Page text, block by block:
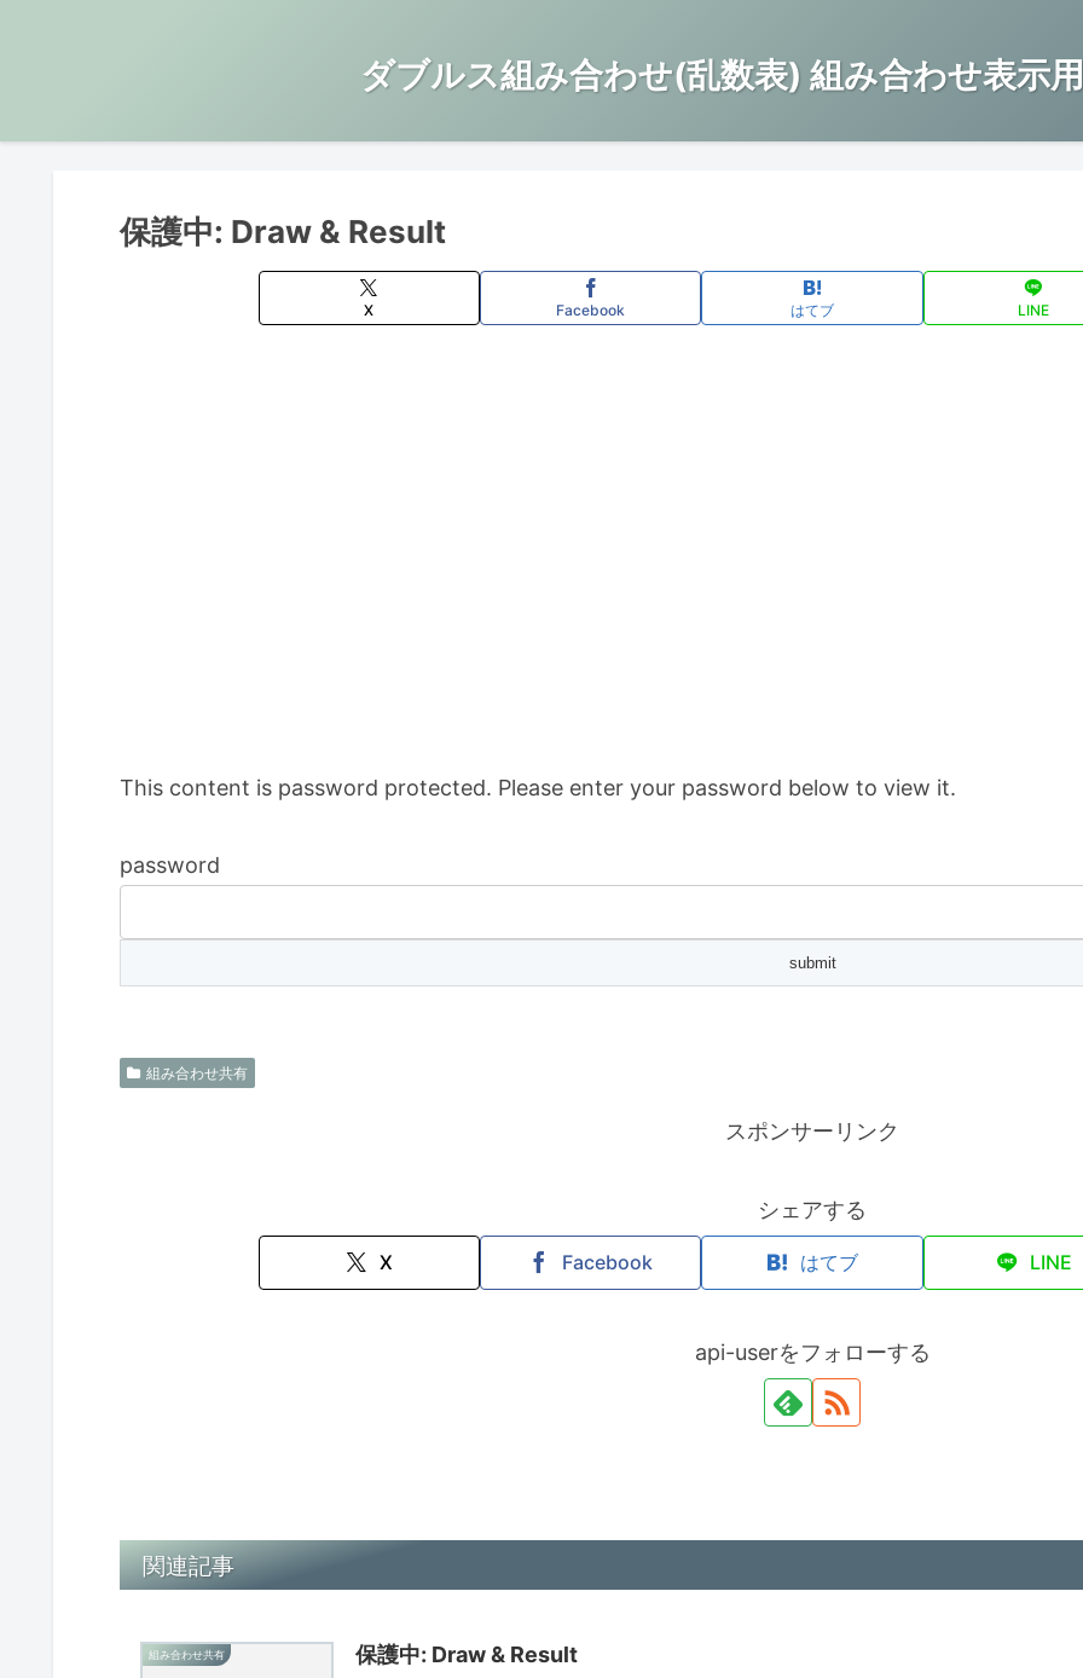
ダブルス組み合わせ(乱数表) 組み合わせ表示
保護中: Draw & Result
X Facebook はてブ LINE
This content is password protected. Please enter your password below to view it.
password
組み合わせ共有
スポンサーリンク
シェアする
X Facebook はてブ LINE
api-userをフォローする
関連記事
組み合わせ共有 保護中: Draw & Result